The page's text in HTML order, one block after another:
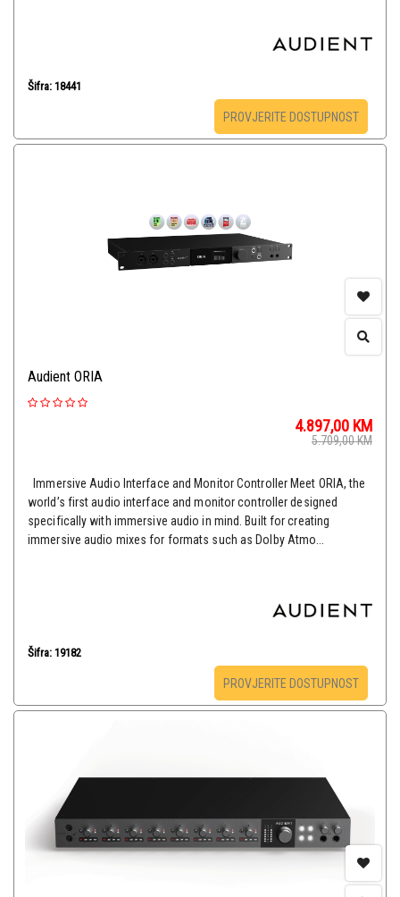
Šifra: 18441
PROVJERITE DOSTUPNOST
Audient ORIA
4.897,00 KM
5.709,00KM
Immersive Audio Interface and Monitor Controller Meet ORIA, the
world’s first audio interface and monitor controller designed
specifically with immersive audio in mind. Built for creating
immersive audio mixes for formats such as Dolby Atmo...
Šifra: 19182
PROVJERITE DOSTUPNOST